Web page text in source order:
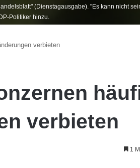
(Dienstagausgabe). "Es kann nicht
Politiker hinzu.
verbieten
verbieten
1